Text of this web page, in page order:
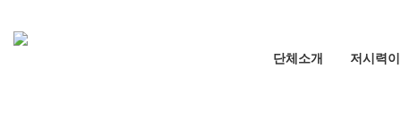
단체소개 저시력